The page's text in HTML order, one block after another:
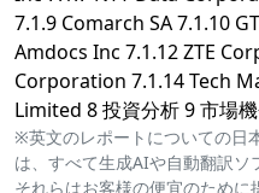
7.1.9 Comarch SA 7.1.10
Amdocs Inc 7.1.12 ZTE
Corporation 7.1.14 Tech
Limited 8 投資分析 9 市場
※英文のレポートについての日
は、すべて生成AIや自動翻訳ソ
それらはお客様の便宜のため